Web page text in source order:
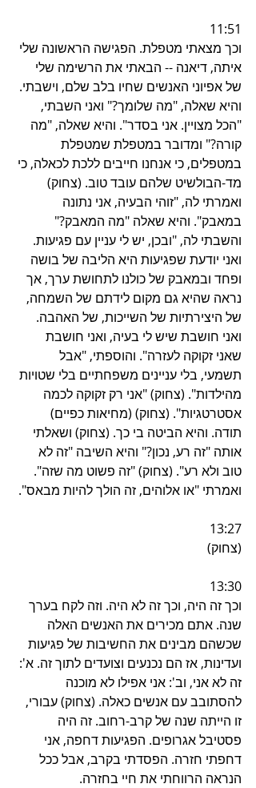
11:51
וכך מצאתי מטפלת. הפגישה הראשונה שלי
איתה, דיאנה -- הבאתי את הרשימה שלי
של אפיוני האנשים שחיו בלב שלם, וישבתי.
והיא שאלה, "מה שלומך?" ואני השבתי,
"הכל מצויין. אני בסדר". והיא שאלה, "מה
קורה?" ומדובר במטפלת שמטפלת
במטפלים, כי אנחנו חייבים ללכת לכאלה, כי
מד-הבולשיט שלהם עובד טוב. (צחוק)
ואמרתי לה, "זוהי הבעיה, אני נתונה
במאבק". והיא שאלה "מה המאבק?"
והשבתי לה, "ובכן, יש לי עניין עם פגיעות.
ואני יודעת שפגיעות היא הליבה של בושה
ופחד ובמאבק של כולנו לתחושת ערך, אך
נראה שהיא גם מקום לידתם של השמחה,
של היצירתיות של השייכות, של האהבה.
ואני חושבת שיש לי בעיה, ואני חושבת
שאני זקוקה לעזרה". והוספתי, "אבל
תשמעי, בלי עניינים משפחתיים בלי שטויות
מהילדות". (צחוק) "אני רק זקוקה לכמה
אסטרטגיות". (צחוק) (מחיאות כפיים)
תודה. והיא הביטה בי כך. (צחוק) ושאלתי
אותה "זה רע, נכון?" והיא השיבה "זה לא
טוב ולא רע". (צחוק) "זה פשוט מה שזה".
ואמרתי "או אלוהים, זה הולך להיות מבאס".
13:27
(צחוק)
13:30
וכך זה היה, וכך זה לא היה. וזה לקח בערך
שנה. אתם מכירים את האנשים האלה
שכשהם מבינים את החשיבות של פגיעות
ועדינות, אז הם נכנעים וצועדים לתוך זה. א':
זה לא אני, וב': אני אפילו לא מוכנה
להסתובב עם אנשים כאלה. (צחוק) עבורי,
זו הייתה שנה של קרב-רחוב. זה היה
פסטיבל אגרופים. הפגיעות דחפה, אני
דחפתי חזרה. הפסדתי בקרב, אבל ככל
הנראה הרווחתי את חיי בחזרה.